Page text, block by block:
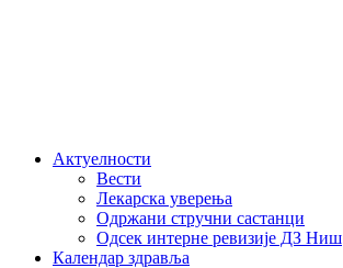
Актуелности
Вести
Лекарска уверења
Одржани стручни састанци
Одсек интерне ревизије ДЗ Ниш
Календар здравља